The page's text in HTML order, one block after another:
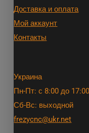
Доставка и оплата
Мой аккаунт
Контакты
Украина
Пн-Пт: с 8:00 до 17:00
Сб-Вс: выходной
frezycnc@ukr.net